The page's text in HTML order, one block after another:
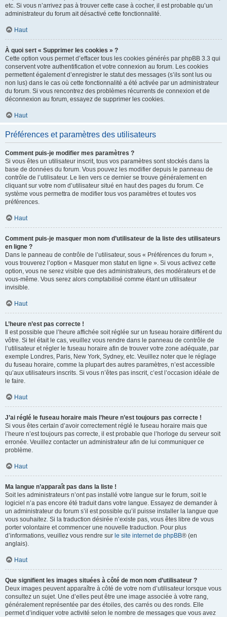
etc. Si vous n’arrivez pas à trouver cette case à cocher, il est probable qu’un
administrateur du forum ait désactivé cette fonctionnalité.
Haut
À quoi sert « Supprimer les cookies » ?
Cette option vous permet d’effacer tous les cookies générés par phpBB 3.3 qui
conservent votre authentification et votre connexion au forum. Les cookies
permettent également d’enregistrer le statut des messages (s’ils sont lus ou
non lus) dans le cas où cette fonctionnalité a été activée par un administrateur
du forum. Si vous rencontrez des problèmes récurrents de connexion et de
déconnexion au forum, essayez de supprimer les cookies.
Haut
Préférences et paramètres des utilisateurs
Comment puis-je modifier mes paramètres ?
Si vous êtes un utilisateur inscrit, tous vos paramètres sont stockés dans la
base de données du forum. Vous pouvez les modifier depuis le panneau de
contrôle de l’utilisateur. Le lien vers ce dernier se trouve généralement en
cliquant sur votre nom d’utilisateur situé en haut des pages du forum. Ce
système vous permettra de modifier tous vos paramètres et toutes vos
préférences.
Haut
Comment puis-je masquer mon nom d’utilisateur de la liste des utilisateurs
en ligne ?
Dans le panneau de contrôle de l’utilisateur, sous « Préférences du forum »,
vous trouverez l’option « Masquer mon statut en ligne ». Si vous activez cette
option, vous ne serez visible que des administrateurs, des modérateurs et de
vous-même. Vous serez alors comptabilisé comme étant un utilisateur
invisible.
Haut
L’heure n’est pas correcte !
Il est possible que l’heure affichée soit réglée sur un fuseau horaire différent du
vôtre. Si tel était le cas, veuillez vous rendre dans le panneau de contrôle de
l’utilisateur et régler le fuseau horaire afin de trouver votre zone adéquate, par
exemple Londres, Paris, New York, Sydney, etc. Veuillez noter que le réglage
du fuseau horaire, comme la plupart des autres paramètres, n’est accessible
qu’aux utilisateurs inscrits. Si vous n’êtes pas inscrit, c’est l’occasion idéale de
le faire.
Haut
J’ai réglé le fuseau horaire mais l’heure n’est toujours pas correcte !
Si vous êtes certain d’avoir correctement réglé le fuseau horaire mais que
l’heure n’est toujours pas correcte, il est probable que l’horloge du serveur soit
erronée. Veuillez contacter un administrateur afin de lui communiquer ce
problème.
Haut
Ma langue n’apparaît pas dans la liste !
Soit les administrateurs n’ont pas installé votre langue sur le forum, soit le
logiciel n’a pas encore été traduit dans votre langue. Essayez de demander à
un administrateur du forum s’il est possible qu’il puisse installer la langue que
vous souhaitez. Si la traduction désirée n’existe pas, vous êtes libre de vous
porter volontaire et commencer une nouvelle traduction. Pour plus
d’informations, veuillez vous rendre sur le site internet de phpBB® (en
anglais).
Haut
Que signifient les images situées à côté de mon nom d’utilisateur ?
Deux images peuvent apparaître à côté de votre nom d’utilisateur lorsque vous
consultez un sujet. Une d’elles peut être une image associée à votre rang,
généralement représentée par des étoiles, des carrés ou des ronds. Elle
permet d’indiquer votre activité selon le nombre de messages que vous avez